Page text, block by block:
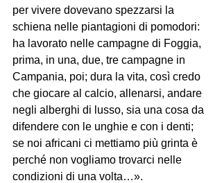
per vivere dovevano spezzarsi la
schiena nelle piantagioni di pomodori:
ha lavorato nelle campagne di Foggia,
prima, in una, due, tre campagne in
Campania, poi; dura la vita, così credo
che giocare al calcio, allenarsi, andare
negli alberghi di lusso, sia una cosa da
difendere con le unghie e con i denti;
se noi africani ci mettiamo più grinta è
perché non vogliamo trovarci nelle
condizioni di una volta…».